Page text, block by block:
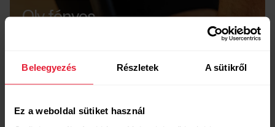
Beleegyezés Részletek A sütikről
Ez a weboldal sütiket használ
Oly fényes.